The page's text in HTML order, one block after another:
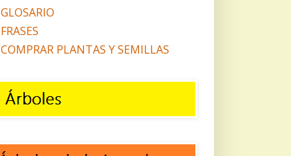
GLOSARIO
FRASES
COMPRAR PLANTAS Y SEMILLAS